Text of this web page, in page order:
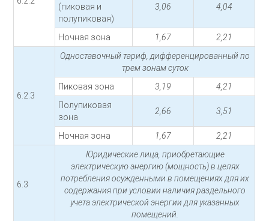
(пиковая и
полупиковая)
3,06 4,04
Ночная зона 1,67 2,21
6.2.3
Одноставочный тариф, дифференцированный по
трем зонам суток
Пиковая зона
3,19
4,21
Полупиковая
зона
2,66 3,51
Ночная зона 1,67 2,21
6.3
Юридические лица, приобретающие
электрическую энергию (мощность) в целях
потребления осужденными в помещениях для их
содержания при условии наличия раздельного
учета электрической энергии для указанных
помещений.